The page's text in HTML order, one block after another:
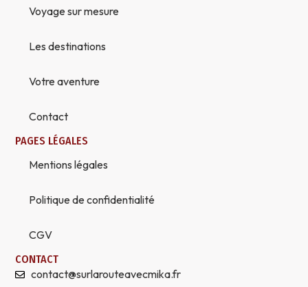
Voyage sur mesure
Les destinations
Votre aventure
Contact
PAGES LÉGALES
Mentions légales
Politique de confidentialité
CGV
CONTACT
contact@surlarouteavecmika.fr